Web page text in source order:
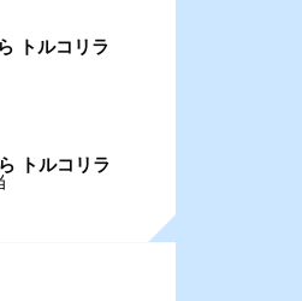
トルコリラ
トルコリラ